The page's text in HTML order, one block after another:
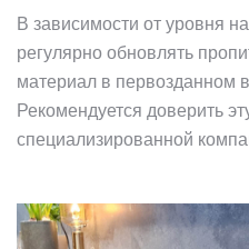
В зависимости от уровня
регулярно обновлять
материал в первозданном
Рекомендуется доверить
специализированной